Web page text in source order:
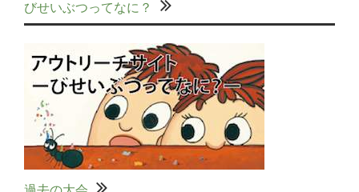
びせいぶつってなに？